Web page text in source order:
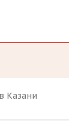
Казани